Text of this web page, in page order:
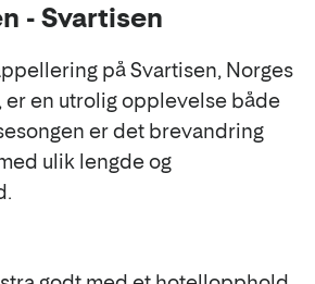
- Svartisen
på Svartisen, Norges
er en utrolig opplevelse både
er det brevandring
ulik lengde og